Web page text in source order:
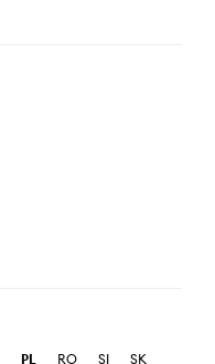
PL RO SI SK